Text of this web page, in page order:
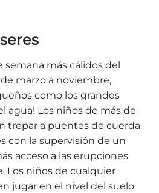
semana más cálidos del
marzo a noviembre,
como los grandes
agua! Los niños de más de
trepar a puentes de cuerda
con la supervisión de un
acceso a las erupciones
Los niños de cualquier
jugar en el nivel del suelo